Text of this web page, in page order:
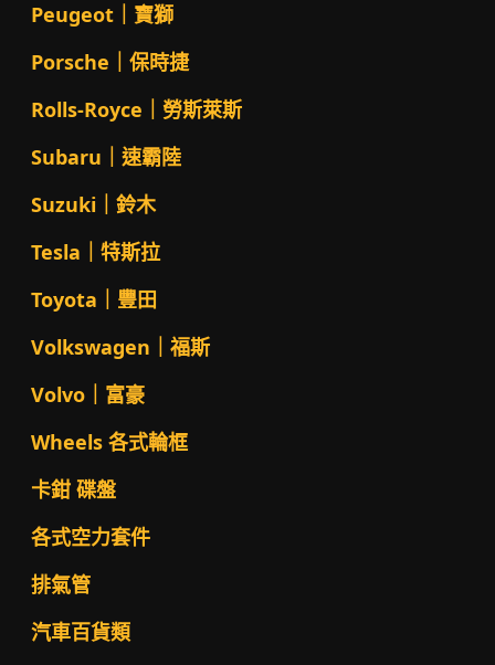
Peugeot｜寶獅
Porsche｜保時捷
Rolls-Royce｜勞斯萊斯
Subaru｜速霸陸
Suzuki｜鈴木
Tesla｜特斯拉
Toyota｜豐田
Volkswagen｜福斯
Volvo｜富豪
Wheels 各式輪框
卡鉗 碟盤
各式空力套件
排氣管
汽車百貨類